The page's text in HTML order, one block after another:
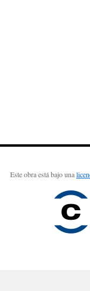
Este obra está bajo una